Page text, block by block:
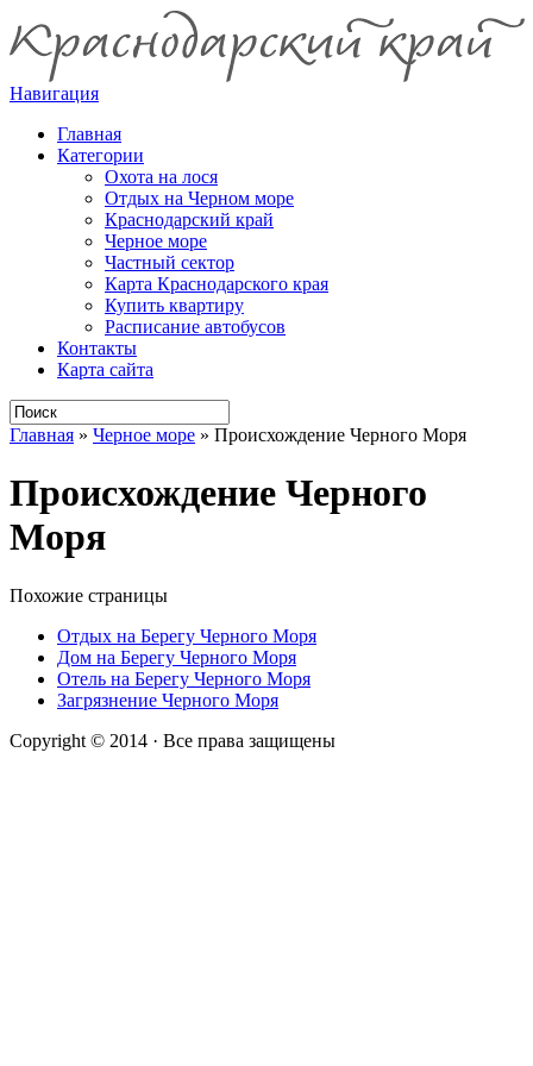
Навигация
Главная
Категории
Охота на лося
Отдых на Черном море
Краснодарский край
Черное море
Частный сектор
Карта Краснодарского края
Купить квартиру
Расписание автобусов
Контакты
Карта сайта
Главная » Черное море » Происхождение Черного Моря
Происхождение Черного
Моря
Похожие страницы
Отдых на Берегу Черного Моря
Дом на Берегу Черного Моря
Отель на Берегу Черного Моря
Загрязнение Черного Моря
Copyright © 2014 · Все права защищены